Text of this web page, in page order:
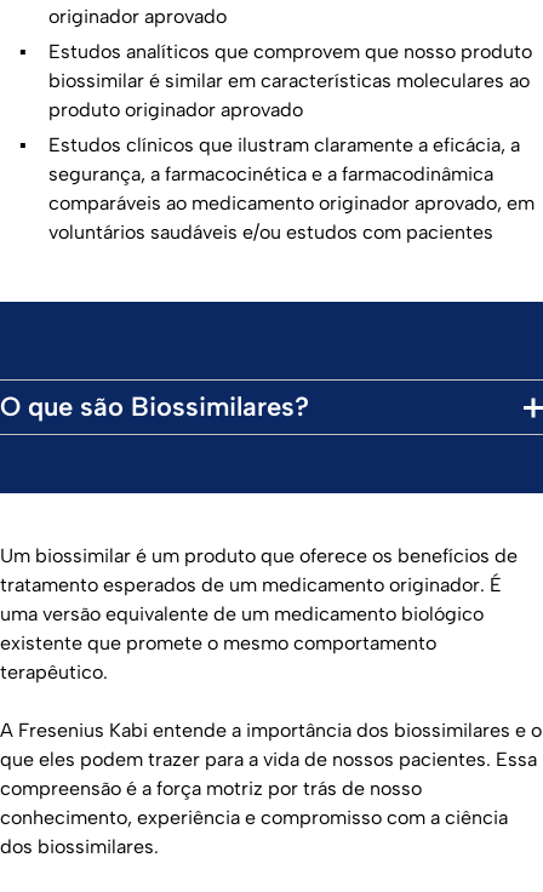
originador aprovado
Estudos analíticos que comprovem que nosso produto
biossimilar é similar em características moleculares ao
produto originador aprovado
Estudos clínicos que ilustram claramente a eficácia, a
segurança, a farmacocinética e a farmacodinâmica
comparáveis ao medicamento originador aprovado, em
voluntários saudáveis e/ou estudos com pacientes
O que são Biossimilares?
Um biossimilar é um produto que oferece os benefícios de
tratamento esperados de um medicamento originador. É
uma versão equivalente de um medicamento biológico
existente que promete o mesmo comportamento
terapêutico.
A Fresenius Kabi entende a importância dos biossimilares e o
que eles podem trazer para a vida de nossos pacientes. Essa
compreensão é a força motriz por trás de nosso
conhecimento, experiência e compromisso com a ciência
dos biossimilares.